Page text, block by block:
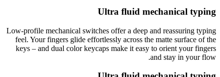
Ultra fluid mechanical typing
Low-profile mechanical switches offer a deep and reassuring typing
feel. Your fingers glide effortlessly across the matte surface of the
keys – and dual color keycaps make it easy to orient your fingers
and stay in your flow.